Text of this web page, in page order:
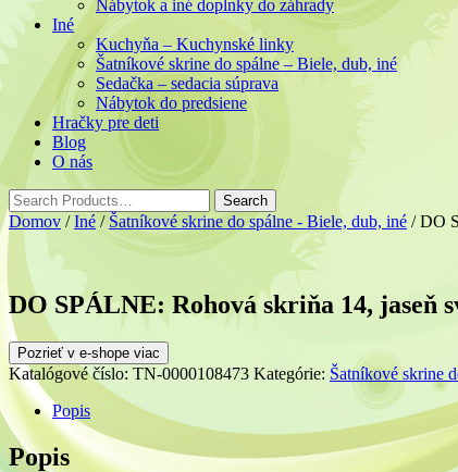
Nábytok a iné doplnky do záhrady
Iné
Kuchyňa – Kuchynské linky
Šatníkové skrine do spálne – Biele, dub, iné
Sedačka – sedacia súprava
Nábytok do predsiene
Hračky pre deti
Blog
O nás
Domov /Iné / Šatníkové skrine do spálne - Biele, dub, iné / DO
DO SPÁLNE: Rohová skriňa 14, jaseň
Pozrieť v e-shope viac
Katalógové číslo: TN-0000108473 Kategórie: Šatníkové skrine
Popis
Popis